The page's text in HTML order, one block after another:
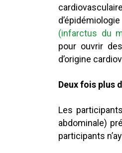
(infarctus du
pour ouvrir
d’origine
Deux fois plus
Les
abdominale)
participants